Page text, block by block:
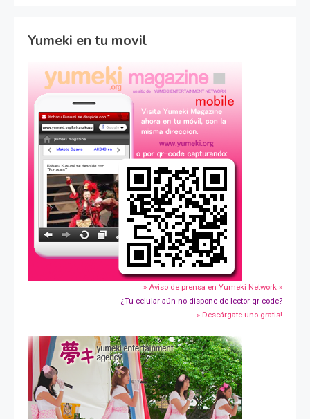
Yumeki en tu movil
» Aviso de prensa en Yumeki Network »
¿Tu celular aún no dispone de lector qr-code?
» Descárgate uno gratis!